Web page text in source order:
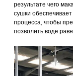
результате чего
сушки
процесса, чтобы
позволить воде